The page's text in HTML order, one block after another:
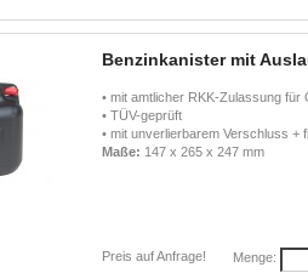
Benzinkanister mit
• mit amtlicher RKK-Zulassung für
• TÜV-geprüft
• mit unverlierbarem Verschluss +
Maße: 147 x 265 x 247 mm
Preis auf Anfrage! Menge: